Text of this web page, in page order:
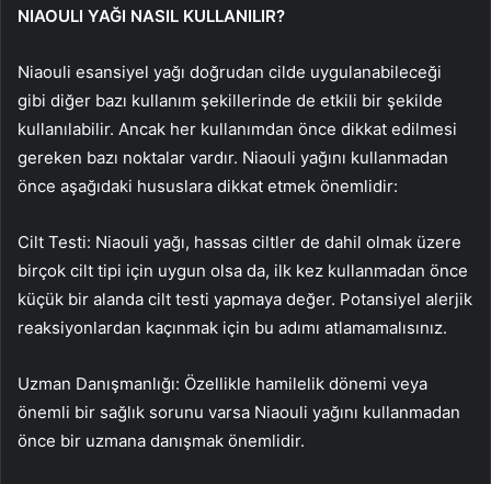
NIAOULI YAĞI NASIL KULLANILIR?
Niaouli esansiyel yağı doğrudan cilde uygulanabileceği
gibi diğer bazı kullanım şekillerinde de etkili bir şekilde
kullanılabilir. Ancak her kullanımdan önce dikkat edilmesi
gereken bazı noktalar vardır. Niaouli yağını kullanmadan
önce aşağıdaki hususlara dikkat etmek önemlidir:
Cilt Testi: Niaouli yağı, hassas ciltler de dahil olmak üzere
birçok cilt tipi için uygun olsa da, ilk kez kullanmadan önce
küçük bir alanda cilt testi yapmaya değer. Potansiyel alerjik
reaksiyonlardan kaçınmak için bu adımı atlamamalısınız.
Uzman Danışmanlığı: Özellikle hamilelik dönemi veya
önemli bir sağlık sorunu varsa Niaouli yağını kullanmadan
önce bir uzmana danışmak önemlidir.